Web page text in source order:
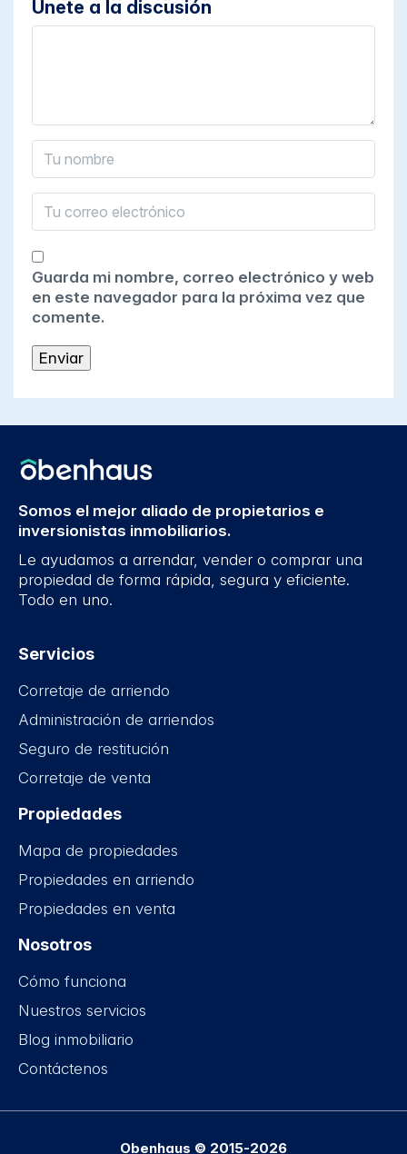
Únete a la discusión
Guarda mi nombre, correo electrónico y web
en este navegador para la próxima vez que
comente.
Somos el mejor aliado de propietarios e
inversionistas inmobiliarios.
Le ayudamos a arrendar, vender o comprar una
propiedad de forma rápida, segura y eficiente.
Todo en uno.
Servicios
Corretaje de arriendo
Administración de arriendos
Seguro de restitución
Corretaje de venta
Propiedades
Mapa de propiedades
Propiedades en arriendo
Propiedades en venta
Nosotros
Cómo funciona
Nuestros servicios
Blog inmobiliario
Contáctenos
Obenhaus © 2015-2026